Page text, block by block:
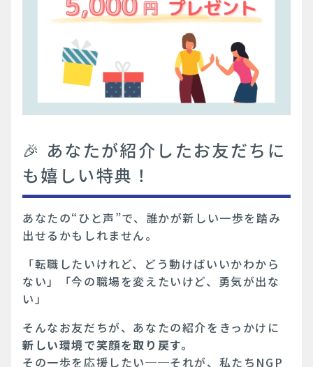
🎉 あなたが紹介したお友だちに
も嬉しい特典！
あなたの“ひと声”で、誰かが新しい一歩を踏み
出せるかもしれません。
「転職したいけれど、どう動けばいいかわから
ない」「今の職場を変えたいけど、勇気が出な
い」
そんなお友だちが、あなたの紹介をきっかけに
新しい環境で笑顔を取り戻す。
その一歩を応援したい──それが、私たちNGP